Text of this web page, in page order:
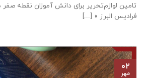
تامين لوازم‌تحرير برای دانش آموزان نقطه
فراديس البرز » [...]
۰۲
مهر